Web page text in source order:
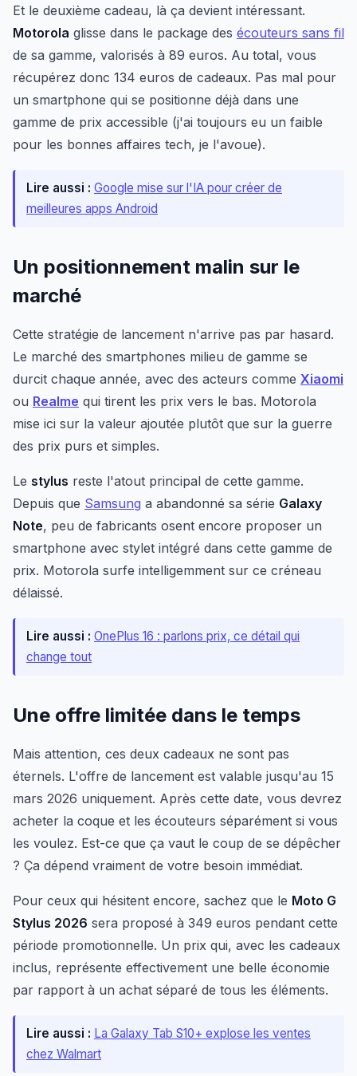
Et le deuxième cadeau, là ça devient intéressant.
Motorola glisse dans le package des écouteurs sans fil
de sa gamme, valorisés à 89 euros. Au total, vous
récupérez donc 134 euros de cadeaux. Pas mal pour
un smartphone qui se positionne déjà dans une
gamme de prix accessible (j'ai toujours eu un faible
pour les bonnes affaires tech, je l'avoue).
Lire aussi : Google mise sur l'IA pour créer de
meilleures apps Android
Un positionnement malin sur le
marché
Cette stratégie de lancement n'arrive pas par hasard.
Le marché des smartphones milieu de gamme se
durcit chaque année, avec des acteurs comme Xiaomi
ou Realme qui tirent les prix vers le bas. Motorola
mise ici sur la valeur ajoutée plutôt que sur la guerre
des prix purs et simples.
Le stylus reste l'atout principal de cette gamme.
Depuis que Samsung a abandonné sa série Galaxy
Note, peu de fabricants osent encore proposer un
smartphone avec stylet intégré dans cette gamme de
prix. Motorola surfe intelligemment sur ce créneau
délaissé.
Lire aussi : OnePlus 16 : parlons prix, ce détail qui
change tout
Une offre limitée dans le temps
Mais attention, ces deux cadeaux ne sont pas
éternels. L'offre de lancement est valable jusqu'au 15
mars 2026 uniquement. Après cette date, vous devrez
acheter la coque et les écouteurs séparément si vous
les voulez. Est-ce que ça vaut le coup de se dépêcher
? Ça dépend vraiment de votre besoin immédiat.
Pour ceux qui hésitent encore, sachez que le Moto G
Stylus 2026 sera proposé à 349 euros pendant cette
période promotionnelle. Un prix qui, avec les cadeaux
inclus, représente effectivement une belle économie
par rapport à un achat séparé de tous les éléments.
Lire aussi : La Galaxy Tab S10+ explose les ventes
chez Walmart